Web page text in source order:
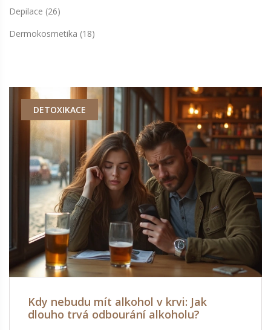
Depilace (26)
Dermokosmetika (18)
DETOXIKACE
Kdy nebudu mít alkohol v krvi: Jak
dlouho trvá odbourání alkoholu?